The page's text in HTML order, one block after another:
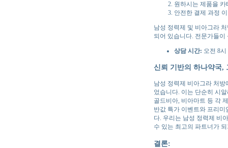
원하시는 제품을
안전한 결제 과정
남성 정력제 및 비아그라
되어 있습니다. 전문가들
상담 시간: 오전 8
신뢰 기반의 하나약국,
남성 정력제 비아그라 처
었습니다. 이는 단순히 시
골드비아, 비아마트 등 각
반값 특가 이벤트와 프리
다. 우리는 남성 정력제 비
수 있는 최고의 파트너가
결론: